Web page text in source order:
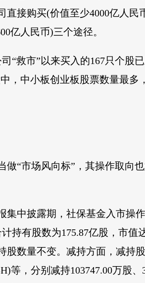
直接购买(价值至少4000亿人
亿人民币)三个途径。
“救市”以来买入的167只个股
，中小板创业板股票数量最多
做“市场风向标”，其操作取向
集中披露期，社保基金入市操
持有股数为175.87亿股，市值
股数量不变。减持方面，减持
等，分别减持103747.00万股